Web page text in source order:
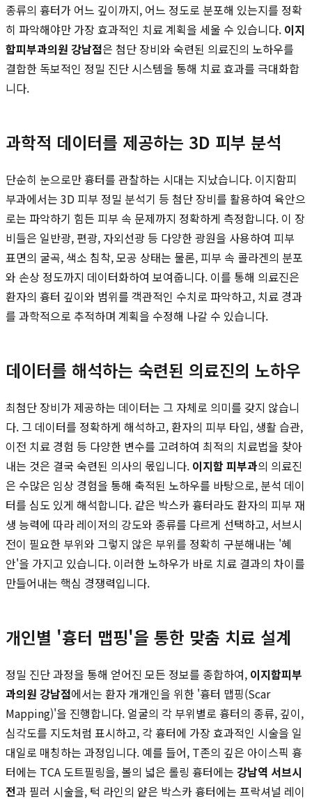
종류의 흉터가 어느 깊이까지, 어느 정도로 분포해 있는지를 정확
히 파악해야만 가장 효과적인 치료 계획을 세울 수 있습니다. 이지
함피부과의원 강남점은 첨단 장비와 숙련된 의료진의 노하우를
결합한 독보적인 정밀 진단 시스템을 통해 치료 효과를 극대화합
니다.
과학적 데이터를 제공하는 3D 피부 분석
단순히 눈으로만 흉터를 관찰하는 시대는 지났습니다. 이지함피
부과에서는 3D 피부 정밀 분석기 등 첨단 장비를 활용하여 육안으
로는 파악하기 힘든 피부 속 문제까지 정확하게 측정합니다. 이 장
비들은 일반광, 편광, 자외선광 등 다양한 광원을 사용하여 피부
표면의 굴곡, 색소 침착, 모공 상태는 물론, 피부 속 콜라겐의 분포
와 손상 정도까지 데이터화하여 보여줍니다. 이를 통해 의료진은
환자의 흉터 깊이와 범위를 객관적인 수치로 파악하고, 치료 경과
를 과학적으로 추적하며 계획을 수정해 나갈 수 있습니다.
데이터를 해석하는 숙련된 의료진의 노하우
최첨단 장비가 제공하는 데이터는 그 자체로 의미를 갖지 않습니
다. 그 데이터를 정확하게 해석하고, 환자의 피부 타입, 생활 습관,
이전 치료 경험 등 다양한 변수를 고려하여 최적의 치료법을 찾아
내는 것은 결국 숙련된 의사의 몫입니다. 이지함 피부과의 의료진
은 수많은 임상 경험을 통해 축적된 노하우를 바탕으로, 분석 데이
터를 심도 있게 해석합니다. 같은 박스카 흉터라도 환자의 피부 재
생 능력에 따라 레이저의 강도와 종류를 다르게 선택하고, 서브시
전이 필요한 부위와 그렇지 않은 부위를 정확히 구분해내는 '혜
안'을 가지고 있습니다. 이러한 노하우가 바로 치료 결과의 차이를
만들어내는 핵심 경쟁력입니다.
개인별 '흉터 맵핑'을 통한 맞춤 치료 설계
정밀 진단 과정을 통해 얻어진 모든 정보를 종합하여, 이지함피부
과의원 강남점에서는 환자 개개인을 위한 '흉터 맵핑(Scar
Mapping)'을 진행합니다. 얼굴의 각 부위별로 흉터의 종류, 깊이,
심각도를 지도처럼 표시하고, 각 흉터에 가장 효과적인 시술을 일
대일로 매칭하는 과정입니다. 예를 들어, T존의 깊은 아이스픽 흉
터에는 TCA 도트필링을, 볼의 넓은 롤링 흉터에는 강남역 서브시
전과 필러 시술을, 턱 라인의 얕은 박스카 흉터에는 프락셔널 레이